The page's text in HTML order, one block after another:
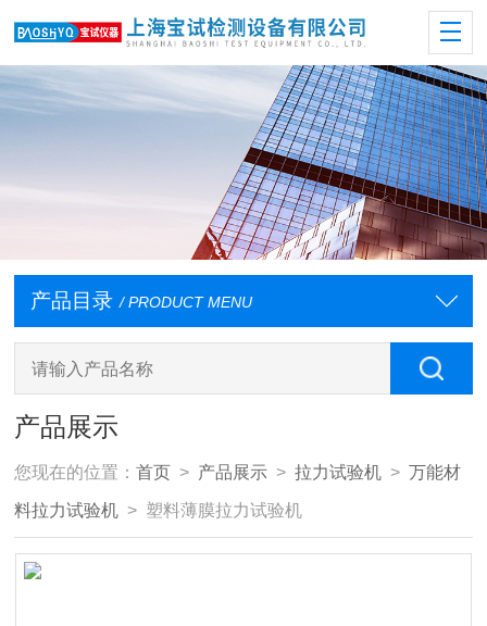
产品目录 / PRODUCT MENU
产品展示
您现在的位置：首页 > 产品展示 >拉力试验机 >万能材
料拉力试验机 > 塑料薄膜拉力试验机